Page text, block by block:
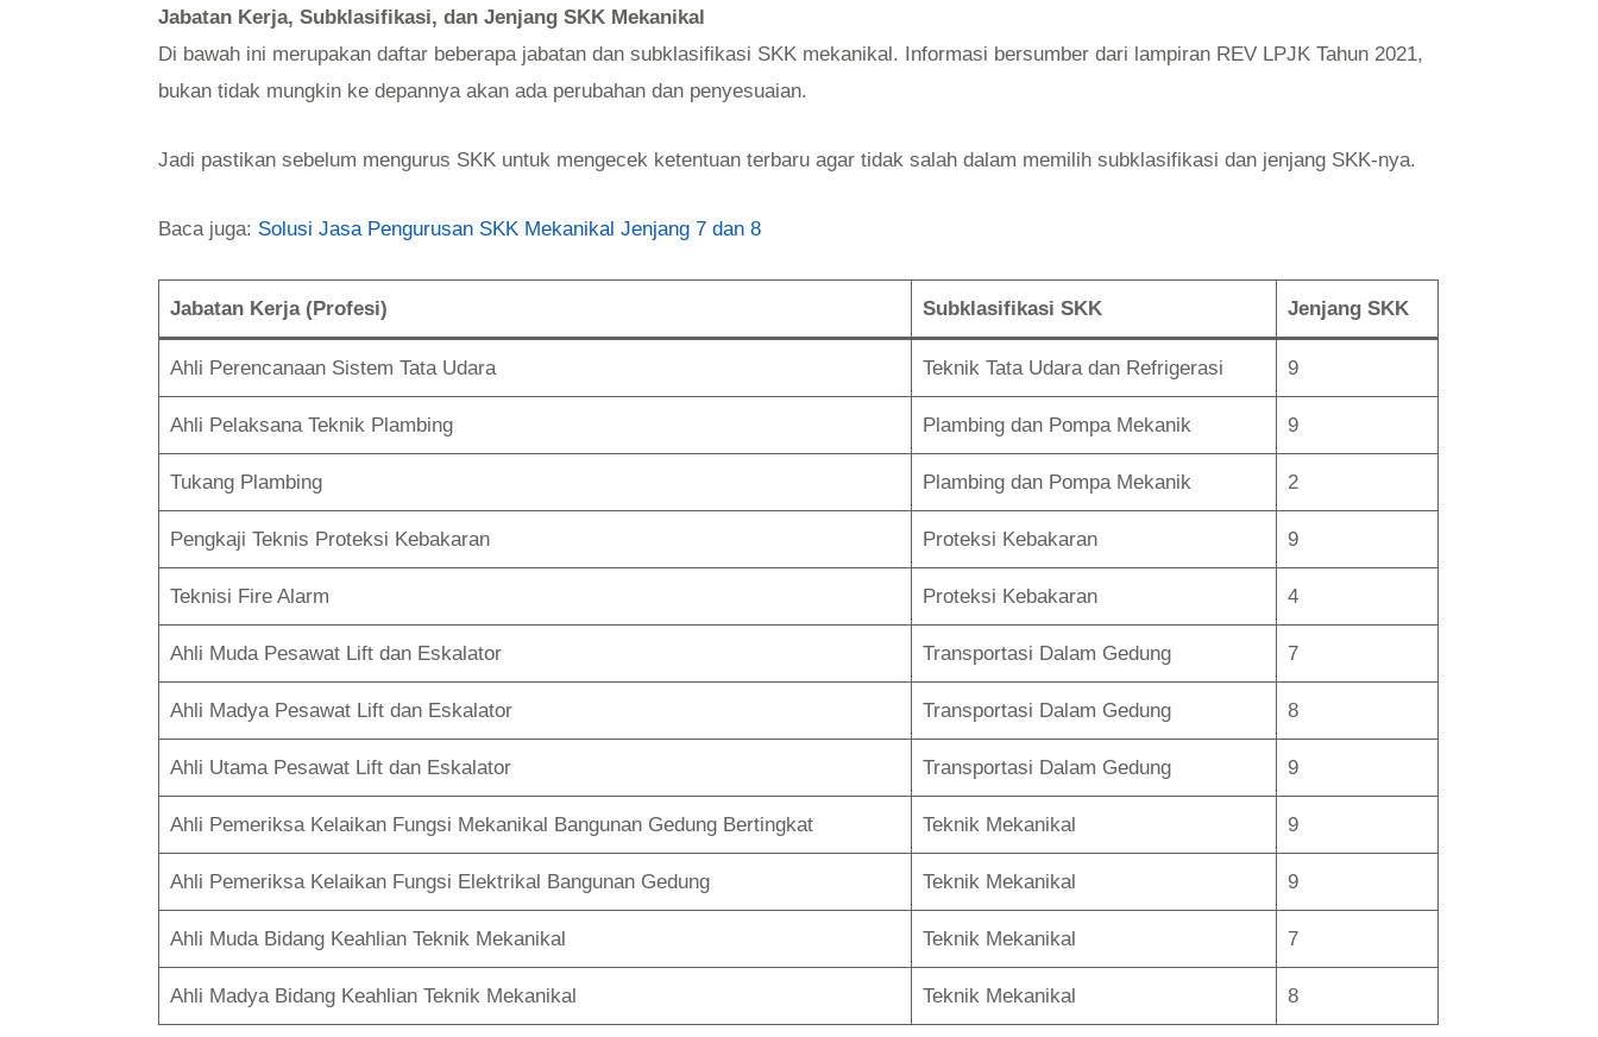
Jabatan Kerja, Subklasifikasi, dan Jenjang SKK Mekanikal
Di bawah ini merupakan daftar beberapa jabatan dan subklasifikasi SKK mekanikal. Informasi bersumber dari lampiran REV LPJK Tahun 2021,
bukan tidak mungkin ke depannya akan ada perubahan dan penyesuaian.
Jadi pastikan sebelum mengurus SKK untuk mengecek ketentuan terbaru agar tidak salah dalam memilih subklasifikasi dan jenjang SKK-nya.
Baca juga: Solusi Jasa Pengurusan SKK Mekanikal Jenjang 7 dan 8
Jabatan Kerja (Profesi) Subklasifikasi SKK Jenjang SKK
Ahli Perencanaan Sistem Tata Udara Teknik Tata Udara dan Refrigerasi 9
Ahli Pelaksana Teknik Plambing Plambing dan Pompa Mekanik 9
Tukang Plambing Plambing dan Pompa Mekanik 2
Pengkaji Teknis Proteksi Kebakaran Proteksi Kebakaran 9
Teknisi Fire Alarm Proteksi Kebakaran 4
Ahli Muda Pesawat Lift dan Eskalator Transportasi Dalam Gedung 7
Ahli Madya Pesawat Lift dan Eskalator Transportasi Dalam Gedung 8
Ahli Utama Pesawat Lift dan Eskalator Transportasi Dalam Gedung 9
Ahli Pemeriksa Kelaikan Fungsi Mekanikal Bangunan Gedung Bertingkat Teknik Mekanikal 9
Ahli Pemeriksa Kelaikan Fungsi Elektrikal Bangunan Gedung Teknik Mekanikal 9
Ahli Muda Bidang Keahlian Teknik Mekanikal Teknik Mekanikal 7
Ahli Madya Bidang Keahlian Teknik Mekanikal Teknik Mekanikal 8